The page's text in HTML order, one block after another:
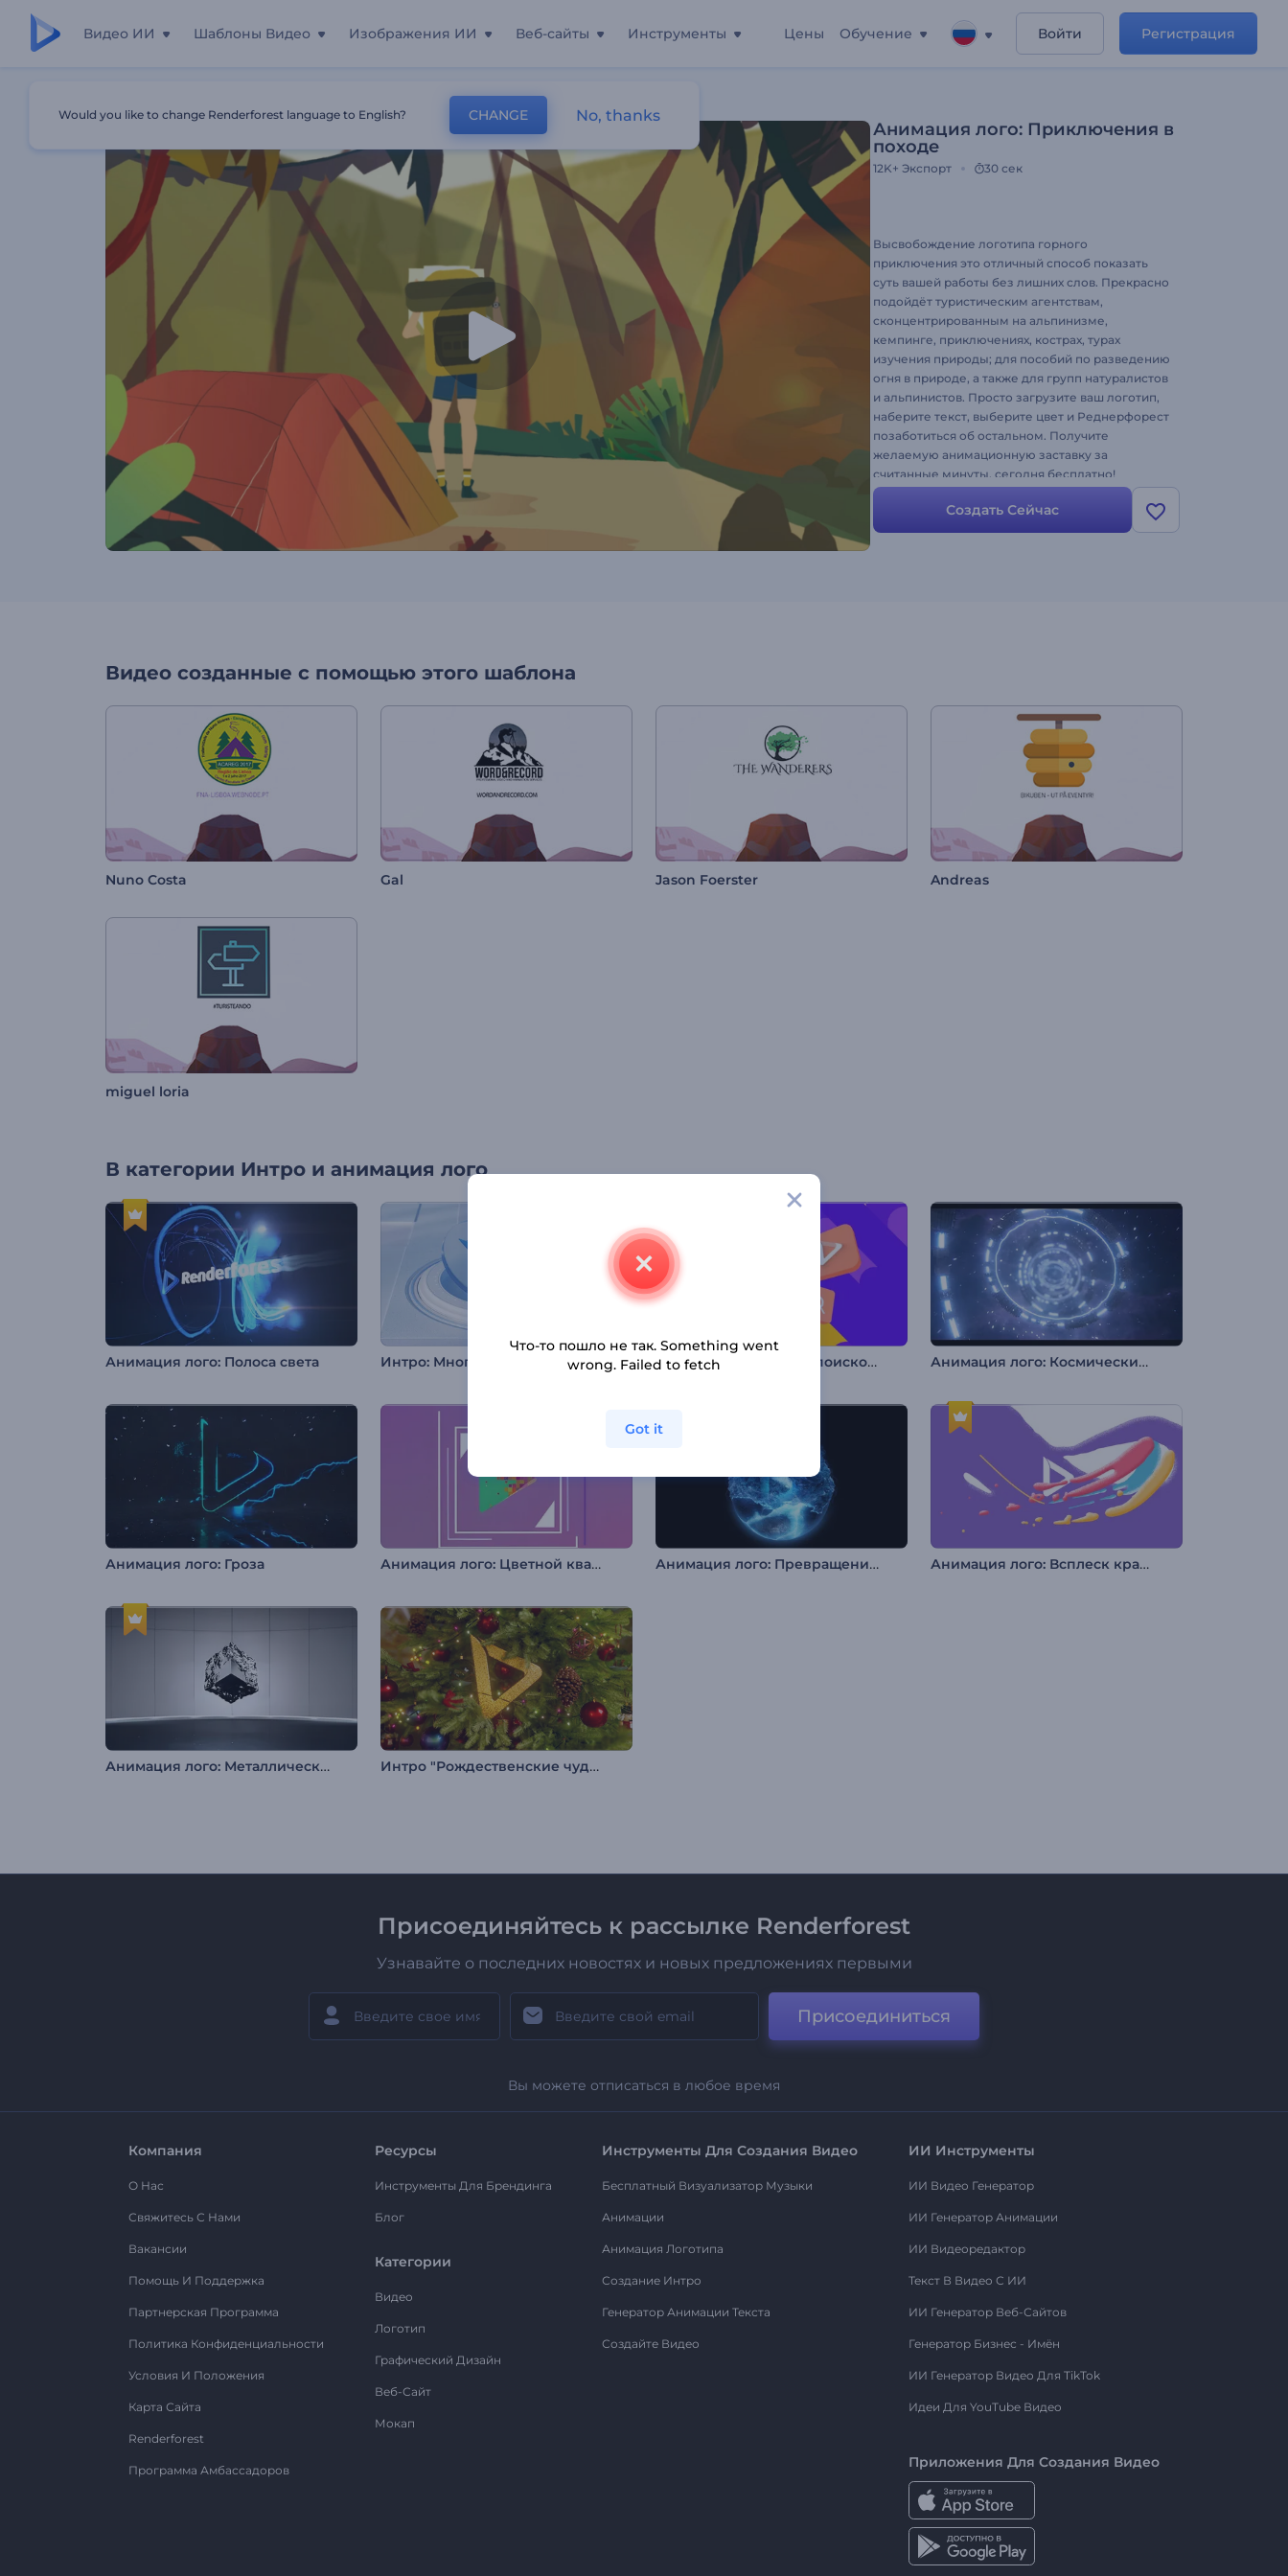
Видео ИИ Шаблоны Видео Изображения ИИ Веб-сайты Инструменты Цены Обучение Войти Регистрация
Анимация Лого: Приключения В Походе
Анимация лого: Приключения в
походе
12K+ Экспорт 30 сек
Высвобождение логотипа горного
приключения это отличный способ показать
суть вашей работы без лишних слов. Прекрасно
подойдёт туристическим агентствам,
сконцентрированным на альпинизме,
кемпинге, приключениях, кострах, турах
изучения природы; для пособий по разведению
огня в природе, а также для групп натуралистов
и альпинистов. Просто загрузите ваш логотип,
наберите текст, выберите цвет и Реднерфорест
позаботиться об остальном. Получите
желаемую анимационную заставку за
считанные минуты, сегодня бесплатно!
Создать Сейчас
Видео созданные с помощью этого шаблона
Nuno Costa Gal Jason Foerster Andreas
miguel loria
В категории Интро и анимация лого
Анимация лого: Полоса света Интро: Многослойный 3D-круг Интро: Разноцветная поисковая строка Анимация лого: Космические кольца
Анимация лого: Гроза Анимация лого: Цветной квадрат Анимация лого: Превращение из льда Анимация лого: Всплеск красок
Анимация лого: Металлический куб Интро "Рождественские чудеса"
Присоединяйтесь к рассылке Renderforest
Узнавайте о последних новостях и новых предложениях первыми
Присоединиться
Вы можете отписаться в любое время
Компания
О Нас
Свяжитесь С Нами
Вакансии
Помощь И Поддержка
Партнерская Программа
Политика Конфиденциальности
Условия И Положения
Карта Сайта
Renderforest
Программа Амбассадоров
Ресурсы
Инструменты Для Брендинга
Блог
Категории
Видео
Логотип
Графический Дизайн
Веб-Сайт
Мокап
Инструменты Для Создания Видео
Бесплатный Визуализатор Музыки
Анимации
Анимация Логотипа
Создание Интро
Генератор Анимации Текста
Создайте Видео
ИИ Инструменты
ИИ Видео Генератор
ИИ Генератор Анимации
ИИ Видеоредактор
Текст В Видео С ИИ
ИИ Генератор Веб-Сайтов
Генератор Бизнес - Имён
ИИ Генератор Видео Для TikTok
Идеи Для YouTube Видео
Приложения Для Создания Видео
Would you like to change Renderforest language to English? CHANGE No, thanks
Что-то пошло не так. Something went
wrong. Failed to fetch
Got it